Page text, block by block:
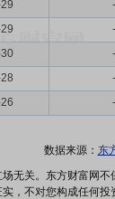
-
-
-
-
-
数据来源： 东
无关。东方财富网
，不对您构成任何投